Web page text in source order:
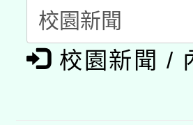
pilot」
有關大陸委
薪期間赴陸
轉知經濟部
校園新聞 /